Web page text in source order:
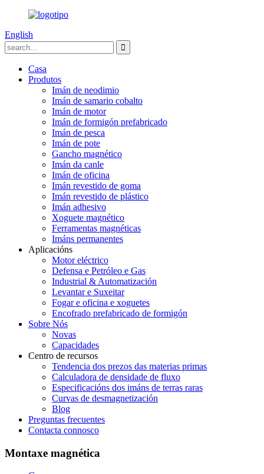
English
Casa
Produtos
Imán de neodimio
Imán de samario cobalto
Imán de motor
Imán de formigón prefabricado
Imán de pesca
Imán de pote
Gancho magnético
Imán da canle
Imán de oficina
Imán revestido de goma
Imán revestido de plástico
Imán adhesivo
Xoguete magnético
Ferramentas magnéticas
Imáns permanentes
Aplicacións
Motor eléctrico
Defensa e Petróleo e Gas
Industrial & Automatización
Levantar e Suxeitar
Fogar e oficina e xoguetes
Encofrado prefabricado de formigón
Sobre Nós
Novas
Capacidades
Centro de recursos
Tendencia dos prezos das materias primas
Calculadora de densidade de fluxo
Especificacións dos imáns de terras raras
Curvas de desmagnetización
Blog
Preguntas frecuentes
Contacta connosco
Montaxe magnética